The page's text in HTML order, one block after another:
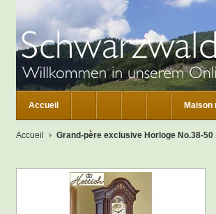
Accueil Maison
Accueil Grand-père exclusive Horloge No.38-